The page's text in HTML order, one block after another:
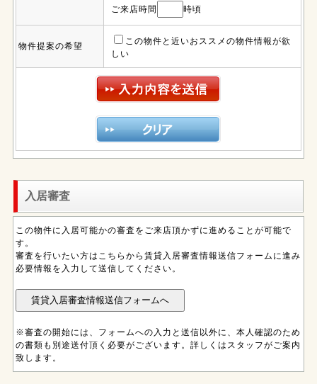
ご来店時間
時頃
物件提案の希望
この物件と近いおススメの物件情報が欲
しい
入居審査
この物件に入居可能かの審査をご来店頂かずに進めることが可能で
す。
審査を行いたい方はこちらから賃貸入居審査情報送信フォームに進み
必要情報を入力して送信してください。
※審査の開始には、フォームへの入力と送信以外に、本人確認のため
の書類も別途送付頂く必要がございます。詳しくはスタッフがご案内
致します。